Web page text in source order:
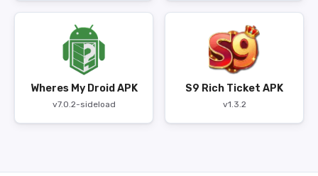
Wheres My Droid APK
v7.0.2-sideload
S9 Rich Ticket APK
v1.3.2